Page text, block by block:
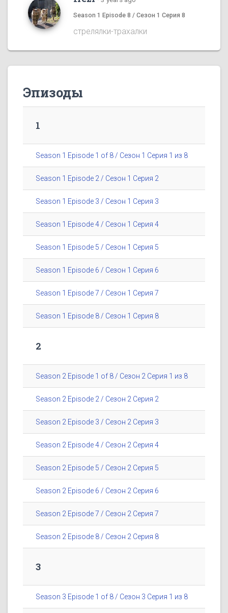
Season 1 Episode 8 / Сезон 1 Серия 8
стрелялки-трахалки
Эпизоды
1
Season 1 Episode 1 of 8 / Сезон 1 Серия 1 из 8
Season 1 Episode 2 / Сезон 1 Серия 2
Season 1 Episode 3 / Сезон 1 Серия 3
Season 1 Episode 4 / Сезон 1 Серия 4
Season 1 Episode 5 / Сезон 1 Серия 5
Season 1 Episode 6 / Сезон 1 Серия 6
Season 1 Episode 7 / Сезон 1 Серия 7
Season 1 Episode 8 / Сезон 1 Серия 8
2
Season 2 Episode 1 of 8 / Сезон 2 Серия 1 из 8
Season 2 Episode 2 / Сезон 2 Серия 2
Season 2 Episode 3 / Сезон 2 Серия 3
Season 2 Episode 4 / Сезон 2 Серия 4
Season 2 Episode 5 / Сезон 2 Серия 5
Season 2 Episode 6 / Сезон 2 Серия 6
Season 2 Episode 7 / Сезон 2 Серия 7
Season 2 Episode 8 / Сезон 2 Серия 8
3
Season 3 Episode 1 of 8 / Сезон 3 Серия 1 из 8